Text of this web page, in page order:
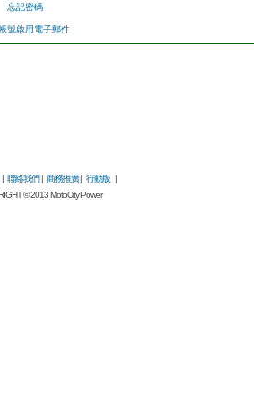
忘記密碼
號啟用電子郵件
聯絡我們| 商務推廣| 行動版|
© 2013 MotoCity Power